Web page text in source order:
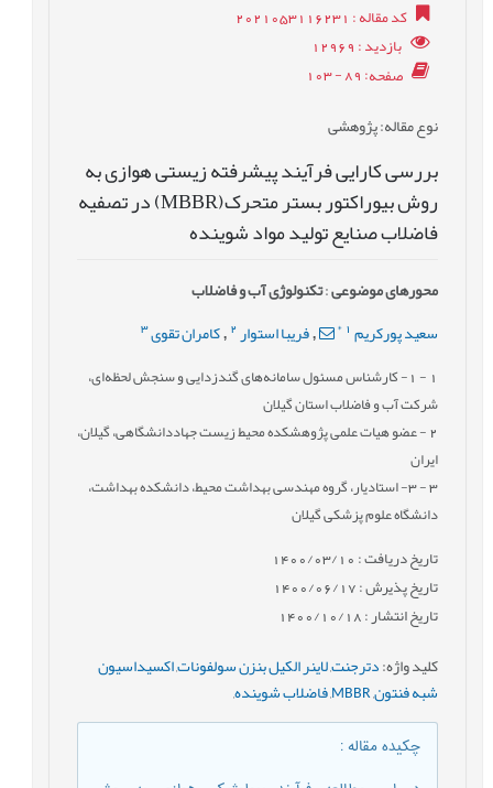
کد مقاله: 2021053116231
بازدید: 12969
صفحه: 89 - 103
نوع مقاله: پژوهشی
بررسی کارایی فرآیند پیشرفته زیستی هوازی به
روش بیوراکتور بستر متحرک(MBBR) در تصفیه
فاضلاب صنایع توليد مواد شوینده
محورهای موضوعی:تکنولوژی آب و فاضلاب
سعید پورکریم1
*
,فریبا استوار 2
, کامران تقوی 3
- 1- کارشناس مسئول سامانه‌های گندزدایی و سنجش لحظه‌ای،
شرکت آب و فاضلاب استان گیلان
2- عضو هیات علمی پژوهشکده محیط زیست جهاددانشگاهی، گیلان،
ایران
3
- 3- استادیار، گروه مهندسی بهداشت محیط، دانشکده بهداشت،
دانشگاه علوم پزشکی گیلان
تاریخ دریافت : 1400/03/10
تاریخ پذیرش : 1400/06/17
تاریخ انتشار : 1400/10/18
کلید واژه:دترجنت,لاینر الکیل بنزن سولفونات,اکسیداسیون
شبه فنتون,
MBBR
,فاضلاب شوینده,
چکیده مقاله: